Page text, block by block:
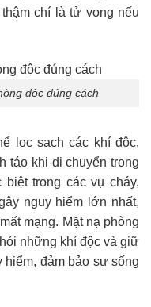
chí là tử vong nếu
độc đúng cách
lọc sạch các khí độc,
táo khi di chuyển trong
trong các vụ cháy,
nguy hiểm lớn nhất,
mạng. Mặt nạ phòng
những khí độc và giữ
hiểm, đảm bảo sự sống